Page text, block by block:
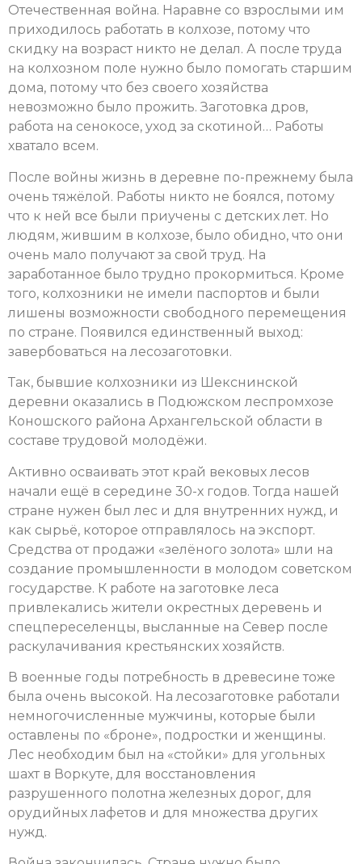
Отечественная война. Наравне со взрослыми им
приходилось работать в колхозе, потому что
скидку на возраст никто не делал. А после труда
на колхозном поле нужно было помогать старшим
дома, потому что без своего хозяйства
невозможно было прожить. Заготовка дров,
работа на сенокосе, уход за скотиной… Работы
хватало всем.
После войны жизнь в деревне по-прежнему была
очень тяжёлой. Работы никто не боялся, потому
что к ней все были приучены с детских лет. Но
людям, жившим в колхозе, было обидно, что они
очень мало получают за свой труд. На
заработанное было трудно прокормиться. Кроме
того, колхозники не имели паспортов и были
лишены возможности свободного перемещения
по стране. Появился единственный выход:
завербоваться на лесозаготовки.
Так, бывшие колхозники из Шекснинской
деревни оказались в Подюжском леспромхозе
Коношского района Архангельской области в
составе трудовой молодёжи.
Активно осваивать этот край вековых лесов
начали ещё в середине 30-х годов. Тогда нашей
стране нужен был лес и для внутренних нужд, и
как сырьё, которое отправлялось на экспорт.
Средства от продажи «зелёного золота» шли на
создание промышленности в молодом советском
государстве. К работе на заготовке леса
привлекались жители окрестных деревень и
спецпереселенцы, высланные на Север после
раскулачивания крестьянских хозяйств.
В военные годы потребность в древесине тоже
была очень высокой. На лесозаготовке работали
немногочисленные мужчины, которые были
оставлены по «броне», подростки и женщины.
Лес необходим был на «стойки» для угольных
шахт в Воркуте, для восстановления
разрушенного полотна железных дорог, для
орудийных лафетов и для множества других
нужд.